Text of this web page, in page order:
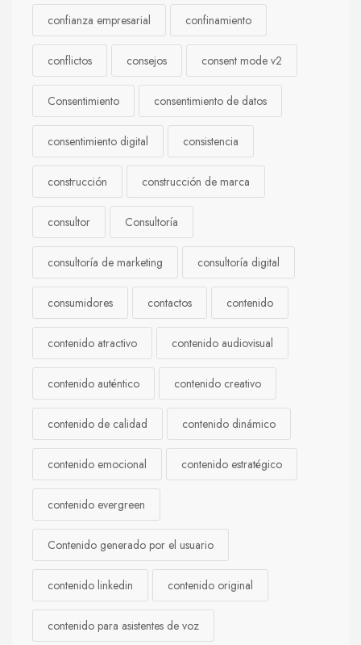
confianza empresarial confinamiento
conflictos consejos consent mode v2
Consentimiento consentimiento de datos
consentimiento digital consistencia
construcción construcción de marca
consultor Consultoría
consultoría de marketing consultoría digital
consumidores contactos contenido
contenido atractivo contenido audiovisual
contenido auténtico contenido creativo
contenido de calidad contenido dinámico
contenido emocional contenido estratégico
contenido evergreen
Contenido generado por el usuario
contenido linkedin contenido original
contenido para asistentes de voz